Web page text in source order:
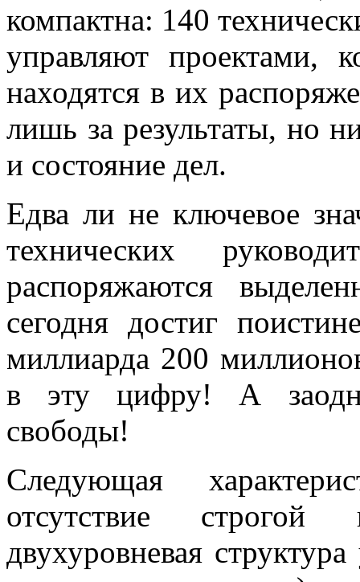
компактна: 140
управляют проектами,
находятся в их
лишь за результаты, но
и состояние дел.
Едва ли не ключевое
технических
распоряжаются
сегодня достиг
миллиарда 200
в эту цифру! А
свободы!
Следующая
отсутствие
двухуровневая